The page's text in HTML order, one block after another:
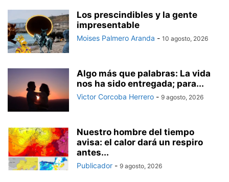
Los prescindibles y la gente
impresentable
Moises Palmero Aranda - 10 agosto, 2026
Algo más que palabras: La vida
nos ha sido entregada; para...
Victor Corcoba Herrero - 9 agosto, 2026
Nuestro hombre del tiempo
avisa: el calor dará un respiro
antes...
Publicador - 9 agosto, 2026